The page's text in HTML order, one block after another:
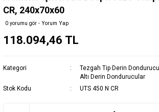
CR, 240x70x60
0 yorumu gör - Yorum Yap
118.094,46 TL
Kategori Tezgah Tip Derin
Altı Derin Dondurucular
Stok Kodu
UTS 450 N CR